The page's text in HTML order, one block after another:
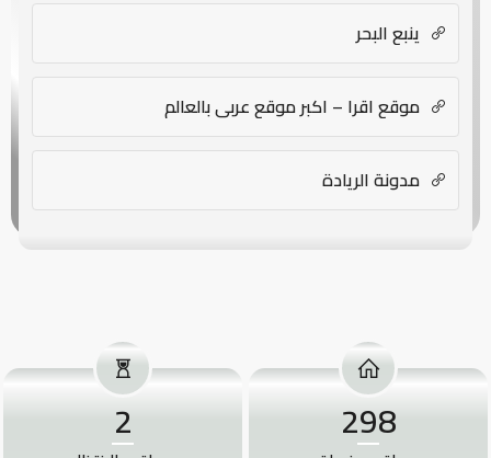
ينبع البحر
موقع اقرا – اكبر موقع عربي بالعالم
مدونة الريادة
298
2